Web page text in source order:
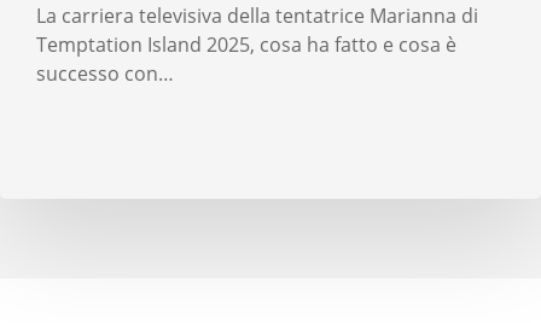
La carriera televisiva della tentatrice Marianna di
Temptation Island 2025, cosa ha fatto e cosa è
successo con…